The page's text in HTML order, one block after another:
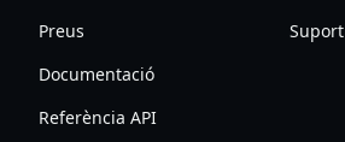
Preus
Documentació
Referència API
Suport